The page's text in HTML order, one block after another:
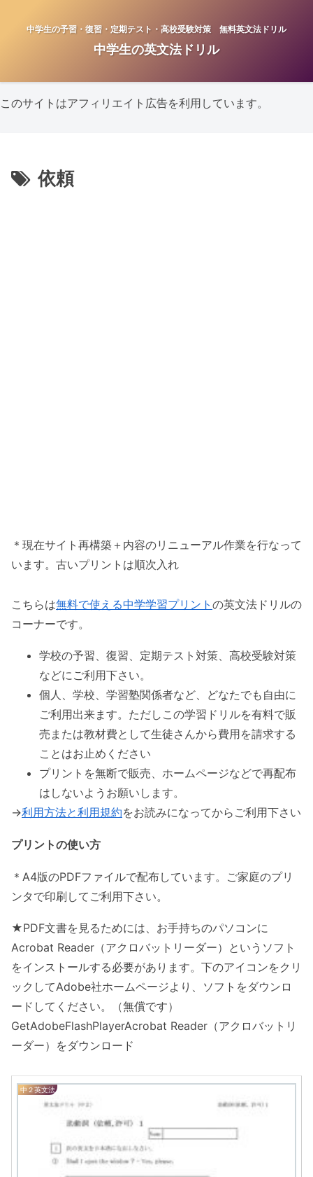
中学生の予習・復習・定期テスト・高校受験対策 無料英文法ドリル
中学生の英文法ドリル
このサイトはアフィリエイト広告を利用しています。
依頼
＊現在サイト再構築＋内容のリニューアル作業を行なって
います。古いプリントは順次入れ
こちらは無料で使える中学学習プリント の英文法ドリルの
コーナーです。
学校の予習、復習、定期テスト対策、高校受験対策
などにご利用下さい。
個人、学校、学習塾関係者など、どなたでも自由に
ご利用出来ます。ただしこの学習ドリルを有料で販
売または教材費として生徒さんから費用を請求する
ことはお止めください
プリントを無断で販売、ホームページなどで再配布
はしないようお願いします。
→利用方法と利用規約をお読みになってからご利用下さい
プリントの使い方
＊A4版のPDFファイルで配布しています。ご家庭のプリ
ンタで印刷してご利用下さい。
★PDF文書を見るためには、お手持ちのパソコンに
Acrobat Reader（アクロバットリーダー）というソフト
をインストールする必要があります。下のアイコンをクリ
ックしてAdobe社ホームページより、ソフトをダウンロ
ードしてください。（無償です）
GetAdobeFlashPlayerAcrobat Reader（アクロバットリ
ーダー）をダウンロード
中２英文法